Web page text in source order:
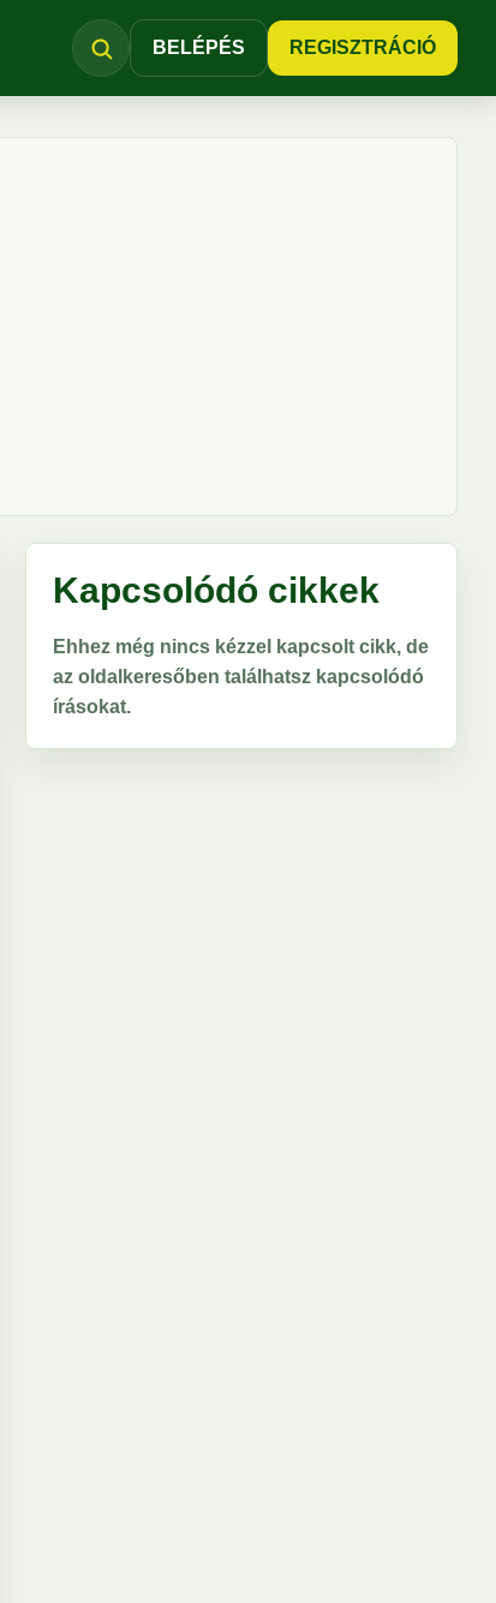
BELÉPÉS REGISZTRÁCIÓ
Kapcsolódó cikkek
Ehhez még nincs kézzel kapcsolt cikk, de
az oldalkeresőben találhatsz kapcsolódó
írásokat.